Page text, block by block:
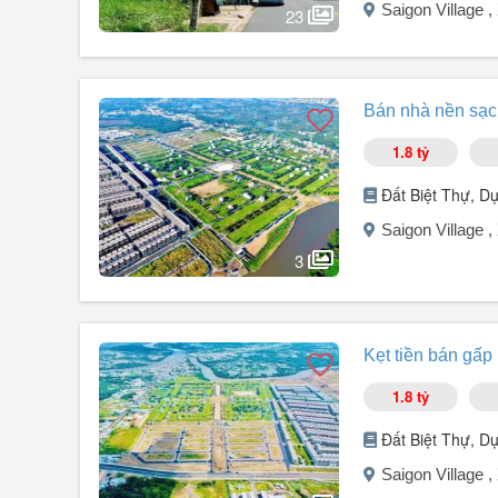
Kết nối nhanh đến Nhà Bè và các quận trung tâm
Liền kề KCN Long Hậu, Cảng Hiệp Phước khu vực phát
Tiện ích đầy đủ: Chợ, siêu thị, ...
23 Saigon Village
- Công ty chúng tôi hiện chuyên nhận ký gửi sang
dựng nhà, báo giá xây dựng, tặng thiết kế nhà.
Có hàng giá tốt cho khách mua Zalo, Viber.
- Công ty có văn phòng đại diện tại dự án nên có
án 24/24. Quý khách tới dự án gọi Thức nghen.
+ Thuận ...
3
Bán nhà nền
1.8 tỷ
Đất Biệt Thự,
Saigon Village
Giá tốt đầu tư dự án Saigon Village
- Nền sạch đẹp
- 80m2
Đặc biệt chỉ còn 1 nền AC nhanh tay
Kẹt tiền bán
1.8 tỷ
Đất Biệt Thự,
Saigon Village